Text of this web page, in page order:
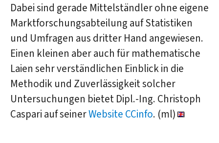
Dabei sind gerade Mittelständler ohne eigene
Marktforschungsabteilung auf Statistiken
und Umfragen aus dritter Hand angewiesen.
Einen kleinen aber auch für mathematische
Laien sehr verständlichen Einblick in die
Methodik und Zuverlässigkeit solcher
Untersuchungen bietet Dipl.-Ing. Christoph
Caspari auf seinerWebsite CCinfo. (ml)